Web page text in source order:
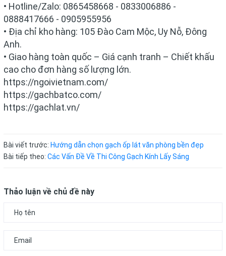
• Hotline/Zalo: 0865458668 - 0833006886 -
0888417666 - 0905955956
• Địa chỉ kho hàng: 105 Đào Cam Mộc, Uy Nỗ, Đông
Anh.
• Giao hàng toàn quốc – Giá cạnh tranh – Chiết khấu
cao cho đơn hàng số lượng lớn.
https://ngoivietnam.com/
https://gachbatco.com/
https://gachlat.vn/
Bài viết trước: Hướng dẫn chọn gạch ốp lát văn phòng bền đẹp
Bài tiếp theo: Các Vấn Đề Về Thi Công Gạch Kính Lấy Sáng
Thảo luận về chủ đề này